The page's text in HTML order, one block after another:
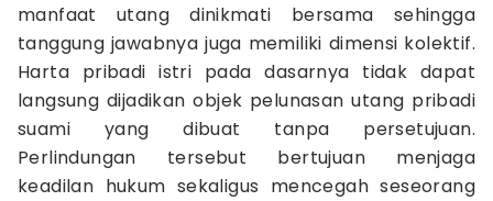
manfaat utang dinikmati bersama sehingga
tanggung jawabnya juga memiliki dimensi kolektif.
Harta pribadi istri pada dasarnya tidak dapat
langsung dijadikan objek pelunasan utang pribadi
suami yang dibuat tanpa persetujuan.
Perlindungan tersebut bertujuan menjaga
keadilan hukum sekaligus mencegah seseorang